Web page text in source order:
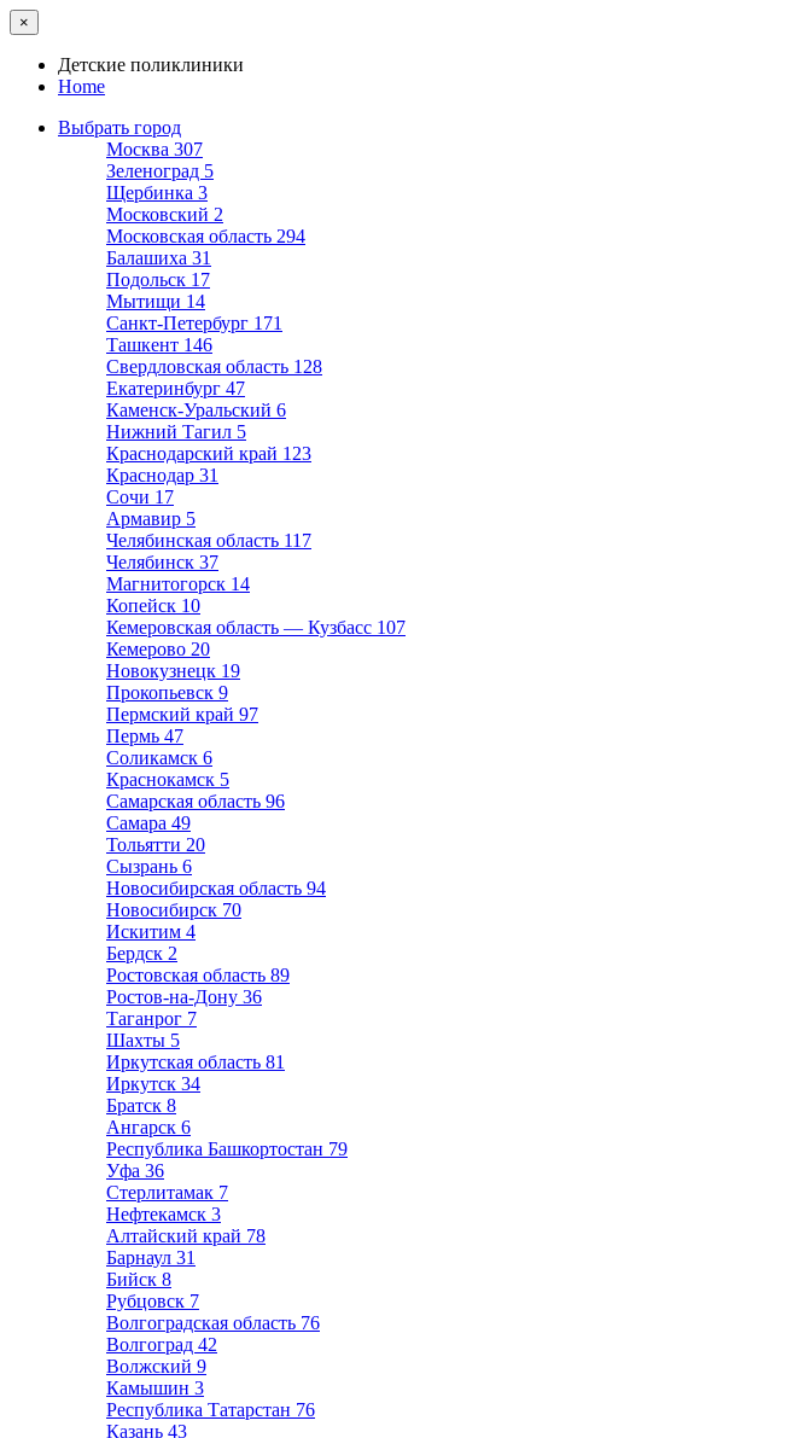
×
Детские поликлиники
Home
Выбрать город
Москва 307
Зеленоград 5
Щербинка 3
Московский 2
Московская область 294
Балашиха 31
Подольск 17
Мытищи 14
Санкт-Петербург 171
Ташкент 146
Свердловская область 128
Екатеринбург 47
Каменск-Уральский 6
Нижний Тагил 5
Краснодарский край 123
Краснодар 31
Сочи 17
Армавир 5
Челябинская область 117
Челябинск 37
Магнитогорск 14
Копейск 10
Кемеровская область — Кузбасс 107
Кемерово 20
Новокузнецк 19
Прокопьевск 9
Пермский край 97
Пермь 47
Соликамск 6
Краснокамск 5
Самарская область 96
Самара 49
Тольятти 20
Сызрань 6
Новосибирская область 94
Новосибирск 70
Искитим 4
Бердск 2
Ростовская область 89
Ростов-на-Дону 36
Таганрог 7
Шахты 5
Иркутская область 81
Иркутск 34
Братск 8
Ангарск 6
Республика Башкортостан 79
Уфа 36
Стерлитамак 7
Нефтекамск 3
Алтайский край 78
Барнаул 31
Бийск 8
Рубцовск 7
Волгоградская область 76
Волгоград 42
Волжский 9
Камышин 3
Республика Татарстан 76
Казань 43